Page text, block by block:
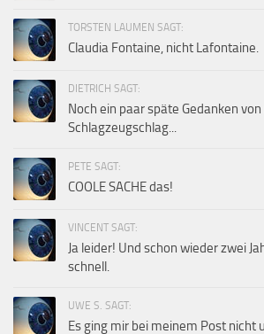
TORSTEN LAUMEN SAGT:
Claudia Fontaine, nicht Lafontaine.
DIETRICH SAGT:
Noch ein paar späte Gedanken
Schlagzeugschlag...
PETE SAGT:
COOLE SACHE das!
VINCENT SAGT:
Ja leider! Und schon wieder zwei
schnell.
UWE S. SAGT:
Es ging mir bei meinem Post nicht